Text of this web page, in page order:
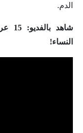
الدم.
النساء!